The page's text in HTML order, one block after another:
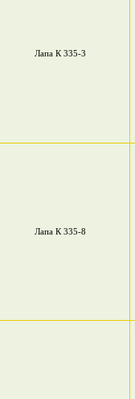
Лапа К 335-3
Лапа К 335-8